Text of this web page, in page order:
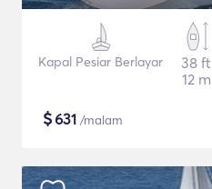
Kapal Pesiar Berlayar
38 ft
12 m
$631 /malam